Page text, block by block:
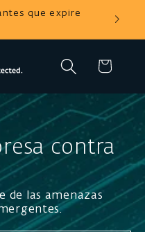
que expire
Carrito
contra
de las amenazas